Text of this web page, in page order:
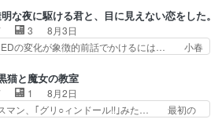
ミも可愛かった2人の関係… 確かに相手に
や大切な人はいるけど、… 白シャツが作業
いなもんなんですかね…
オチ感が否めず、エピソードの打率… 田山
佐々木さんに沼っていく…こんな… 佐々木
腕フェチなんですね笑最近まじ… 佐々木が
ーからスマホに変えるって、… もうドラマ
い？佐々木さんの優しさ… 先行で見た時よ
のやり取りに癒しを感… ABEMA版の7〜8
木が実年齢以上…
な夜に駆ける君と、目に見えない恋をした。
3
8月3日
EDの変化が象徴的前話でかけるには… 小春
んな風に見えてるのかぁ。かける… 完全な
いになりましたねぇ…OPとE… 余計な物
ず白く靄がかった小春ちゃん… 光も感じな
な盲目なんやね…おめかし… 母役に能登さ
猫と魔女の教室
1
8月2日
マン、｢グリ○ィンドール!!｣みた… 最初の